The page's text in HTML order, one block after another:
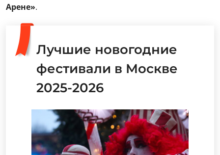
Арене».
Лучшие новогодние
фестивали в Москве
2025-2026